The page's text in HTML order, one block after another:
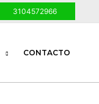
3104572966
CONTACTO